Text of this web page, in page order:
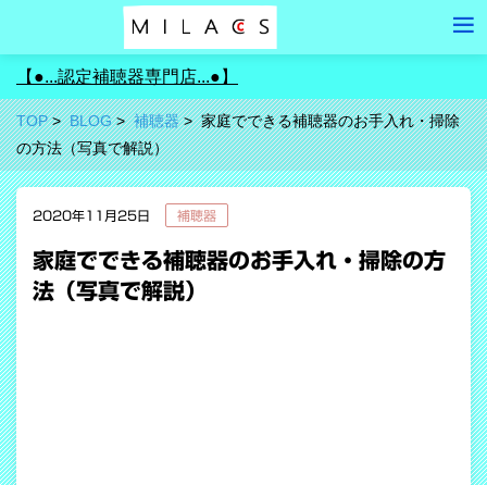
【●...認定補聴器専門店...●】
TOP BLOG 補聴器
家庭でできる補聴器のお手入れ・掃除
の方法（写真で解説）
2020年11月25日 補聴器
家庭でできる補聴器のお手入れ・掃除の方
法（写真で解説）